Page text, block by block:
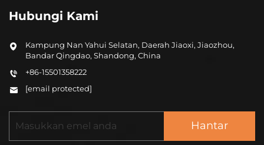
Hubungi Kami
Kampung Nan Yahui Selatan, Daerah Jiaoxi, Jiaozhou,
Bandar Qingdao, Shandong, China
+86-15501358222
[email protected]
Hantar